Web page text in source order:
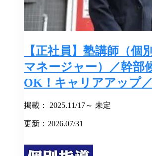
【正社員】塾講師（個
マネージャー）／幹部
OK！キャリアアップ
掲載： 2025.11/17～ 未定
更新：2026.07/31